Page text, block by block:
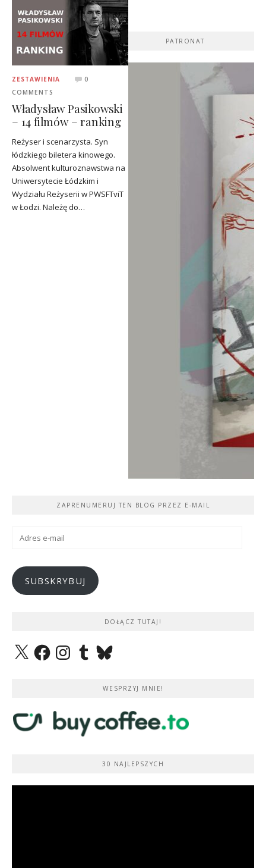
ZESTAWIENIA
0
COMMENTS
Władysław Pasikowski
– 14 filmów – ranking
Reżyser i scenarzysta. Syn
łódzkiego biletera kinowego.
Absolwent kulturoznawstwa na
Uniwersytecie Łódzkim i
Wydziału Reżyserii w PWSFTviT
w Łodzi. Należę do…
PATRONAT
ZAPRENUMERUJ TEN BLOG PRZEZ E-MAIL
Adres
SUBSKRYBUJ
DOŁĄCZ TUTAJ!
X FacebookInstagramTumblrBluesky
WESPRZYJ MNIE!
30 NAJLEPSZYCH